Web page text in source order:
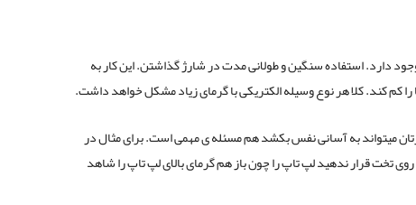
دارد. استفاده سنگین و طولانی مدت در شارژ گذاشتن. این کار به
کم کند. کلا هر نوع وسیله الکتریکی با گرمای زیاد مشکل خواهد داشت.
میتواند به آسانی نفس بکشد هم مسئله ی مهمی است. برای مثال در
تخت قرار ندهید لپ تاپ را چون باز هم گرمای بالای لپ تاپ را شاهد